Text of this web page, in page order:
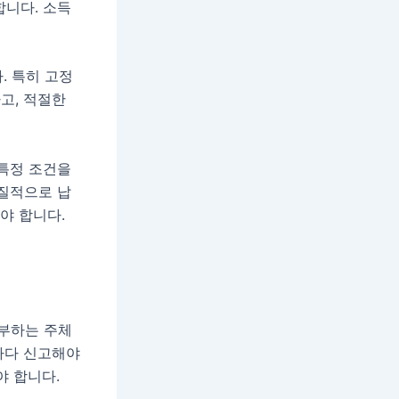
니다. 소득
특히 고정
, 적절한
정 조건을
적으로 납
합니다.
하는 주체
신고해야
합니다.